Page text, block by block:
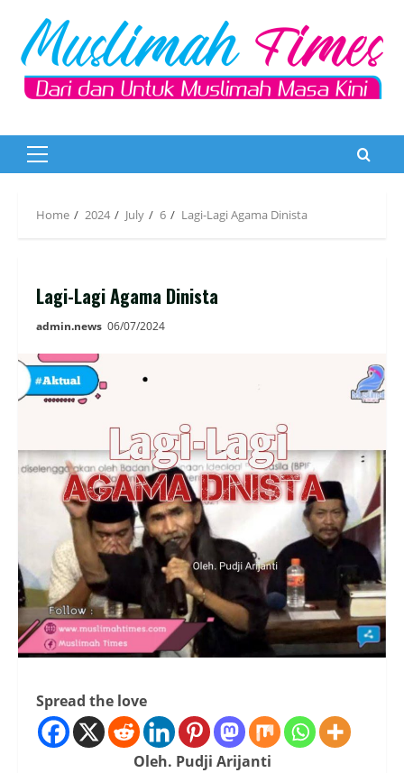
content
Primary
Home 2024 July 6 Lagi-Lagi Agama Dinista
Lagi-Lagi Agama Dinista
admin.news 06/07/2024
Spread the love
Oleh. Pudji Arijanti